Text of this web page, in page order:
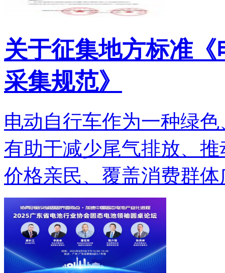
关于征集地方标准
采集规范》
电动自行车作为一种绿
有助于减少尾气排放、
价格亲民、覆盖消费群体